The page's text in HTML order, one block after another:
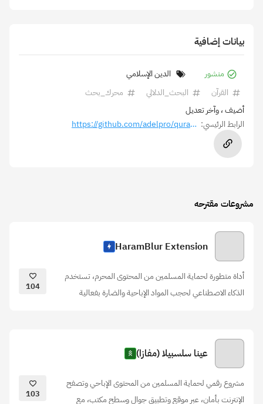
بيانات إضافية
منشور
الدين الإسلامي
القرآن
البحث_الدلالي
محرك_بحث
أضيف، وآخر تعديل
الرابط الرئيسي: https://github.com/adelpro/quran-search-engine
مشروعات مقترحه
HaramBlur Extension
أداة متطورة لحماية المسلمين من المحتوى المحرم، تستخدم
الذكاء الاصطناعي لحجب المواد الإباحية والضارة بفعالية
104
عينا سلسبيلا (مفازا)
مشروع رقمي لحماية المسلمين من المحتوى الإباحي وتصفح
الإنترنت بأمان، عبر موقع وتطبيق جوال وسطح مكتب، مع
103